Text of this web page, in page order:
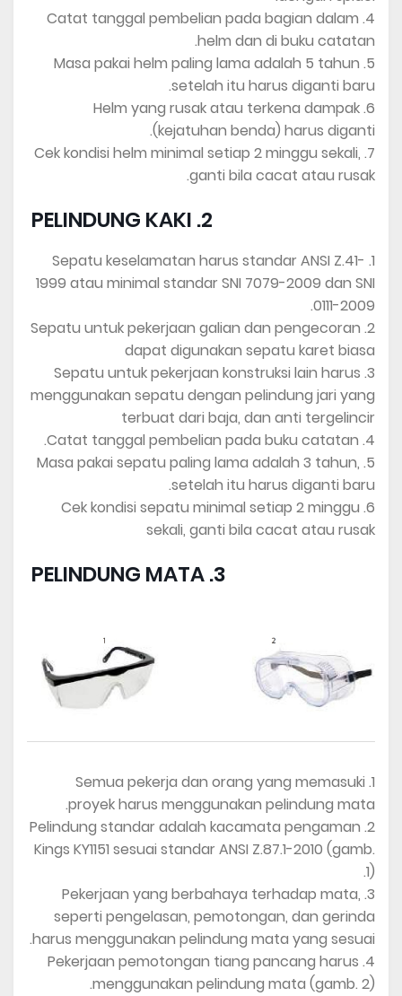
4. Catat tanggal pembelian pada bagian dalam
helm dan di buku catatan.
5. Masa pakai helm paling lama adalah 5 tahun
setelah itu harus diganti baru.
6. Helm yang rusak atau terkena dampak
(kejatuhan benda) harus diganti.
7. Cek kondisi helm minimal setiap 2 minggu sekali,
ganti bila cacat atau rusak.
2. PELINDUNG KAKI
1. Sepatu keselamatan harus standar ANSI Z.41-
1999 atau minimal standar SNI 7079-2009 dan SNI
0111-2009.
2. Sepatu untuk pekerjaan galian dan pengecoran
dapat digunakan sepatu karet biasa
3. Sepatu untuk pekerjaan konstruksi lain harus
menggunakan sepatu dengan pelindung jari yang
terbuat dari baja, dan anti tergelincir
4. Catat tanggal pembelian pada buku catatan.
5. Masa pakai sepatu paling lama adalah 3 tahun,
setelah itu harus diganti baru.
6. Cek kondisi sepatu minimal setiap 2 minggu
sekali, ganti bila cacat atau rusak
3. PELINDUNG MATA
1. Semua pekerja dan orang yang memasuki
proyek harus menggunakan pelindung mata.
2. Pelindung standar adalah kacamata pengaman
Kings KY1151 sesuai standar ANSI Z.87.1-2010 (gamb.
1).
3. Pekerjaan yang berbahaya terhadap mata,
seperti pengelasan, pemotongan, dan gerinda
harus menggunakan pelindung mata yang sesuai.
4. Pekerjaan pemotongan tiang pancang harus
menggunakan pelindung mata (gamb. 2).